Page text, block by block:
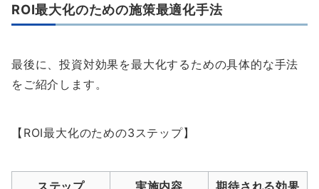
ROI最大化のための施策最適化手法
最後に、投資対効果を最大化するための具体的な手法
をご紹介します。
【ROI最大化のための3ステップ】
ステップ 実施内容 期待される効果